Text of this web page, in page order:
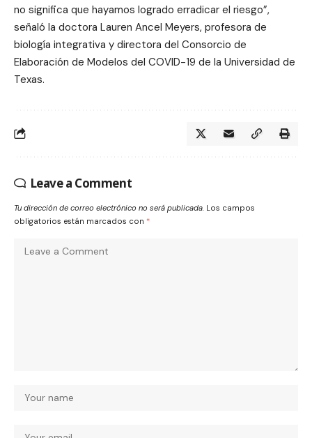
no significa que hayamos logrado erradicar el riesgo”,
señaló la doctora Lauren Ancel Meyers, profesora de
biología integrativa y directora del Consorcio de
Elaboración de Modelos del COVID-19 de la Universidad de
Texas.
Leave a Comment
Tu dirección de correo electrónico no será publicada. Los campos
obligatorios están marcados con *